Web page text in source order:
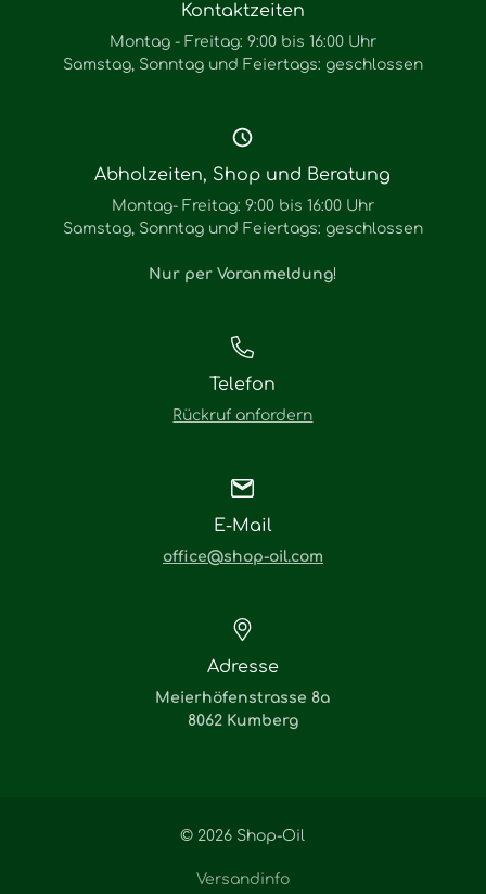
Kontaktzeiten
Montag - Freitag: 9:00 bis 16:00 Uhr
Samstag, Sonntag und Feiertags: geschlossen
Abholzeiten, Shop und Beratung
Montag- Freitag: 9:00 bis 16:00 Uhr
Samstag, Sonntag und Feiertags: geschlossen
Nur per Voranmeldung!
Telefon
Rückruf anfordern
E-Mail
office@shop-oil.com
Adresse
Meierhöfenstrasse 8a
8062 Kumberg
© 2026 Shop-Oil
Versandinfo